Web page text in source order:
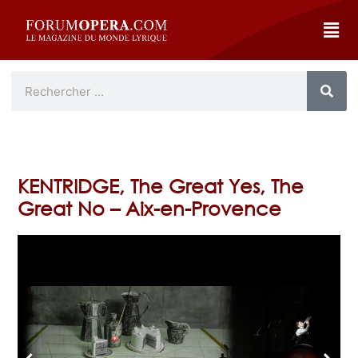
KENTRIDGE, The Great Yes, The
Great No – Aix-en-Provence